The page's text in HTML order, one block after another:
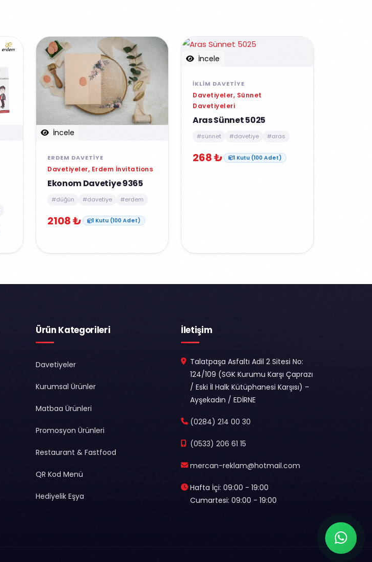
İncele
ERDEM DAVETIYE
Davetiyeler, Erdem İnvitations
Ekonom Davetiye 9365
#düğün #davetiye #erdem
2108 ₺ 1 Kutu (100 Adet)
İncele
İKLIM DAVETIYE
Davetiyeler, Sünnet
Davetiyeleri
Aras Sünnet 5025
#sünnet #davetiye #aras
268 ₺ 1 Kutu (100 Adet)
Ürün Kategorileri
Davetiyeler
Kurumsal Ürünler
Matbaa Ürünleri
Promosyon Ürünleri
Restaurant & Fastfood
QR Kod Menü
Hediyelik Eşya
İletişim
Talatpaşa Asfaltı Adil 2 Sitesi No:
124/109 (SGK Kurumu Karşı Çaprazı
/ Eski İl Halk Kütüphanesi Karşısı) –
Ayşekadın / EDİRNE
(0284) 214 00 30
(0533) 206 61 15
mercan-reklam@hotmail.com
Hafta İçi: 09:00 - 19:00
Cumartesi: 09:00 - 19:00